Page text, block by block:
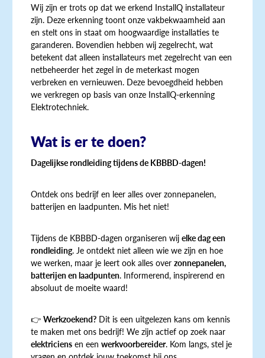
Wij zijn er trots op dat we erkend InstallQ installateur
zijn. Deze erkenning toont onze vakbekwaamheid aan
en stelt ons in staat om hoogwaardige installaties te
garanderen. Bovendien hebben wij zegelrecht, wat
betekent dat alleen installateurs met zegelrecht van een
netbeheerder het zegel in de meterkast mogen
verbreken en vernieuwen. Deze bevoegdheid hebben
we verkregen op basis van onze InstallQ-erkenning
Elektrotechniek.
Wat is er te doen?
Dagelijkse rondleiding tijdens de KBBBD-dagen!
Ontdek ons bedrijf en leer alles over zonnepanelen,
batterijen en laadpunten. Mis het niet!
Tijdens de KBBBD-dagen organiseren wij elke dag een
rondleiding. Je ontdekt niet alleen wie we zijn en hoe
we werken, maar je leert ook alles over zonnepanelen,
batterijen en laadpunten. Informerend, inspirerend en
absoluut de moeite waard!
👉 Werkzoekend?Dit is een uitgelezen kans om kennis
te maken met ons bedrijf! We zijn actief op zoek naar
elektriciensen een werkvoorbereider. Kom langs, stel je